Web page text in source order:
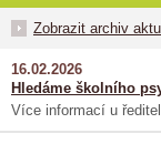
Zobrazit archiv
16.02.2026
Hledáme školního
Více informací u